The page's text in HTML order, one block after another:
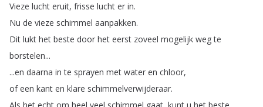
Vieze lucht eruit, frisse lucht er in.
Nu de vieze schimmel aanpakken.
Dit lukt het beste door het eerst zoveel mogelijk weg te
borstelen...
...en daarna in te sprayen met water en chloor,
of een kant en klare schimmelverwijderaar.